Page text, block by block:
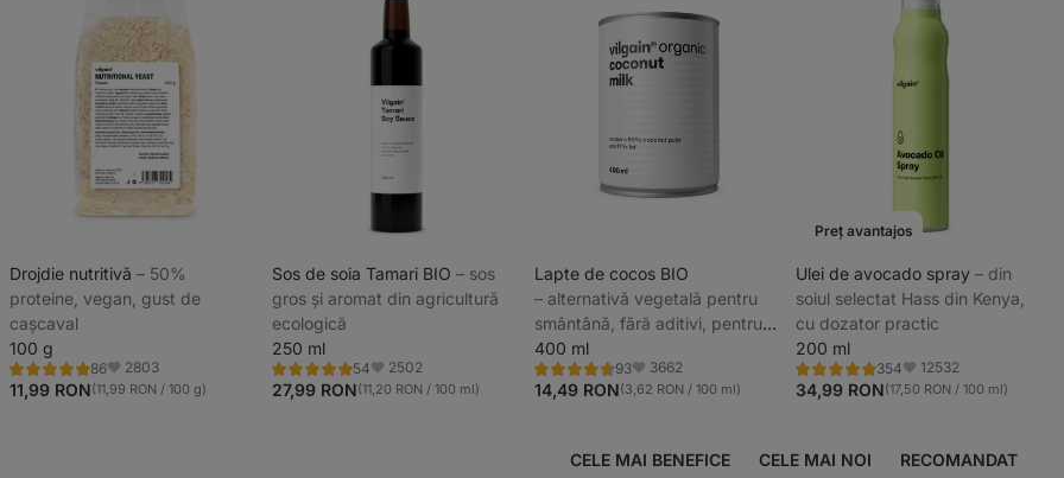
Drojdie nutritivă⁠–⁠ 50%
proteine, vegan, gust de
cașcaval
100 g
86
Evaluare
4.8/5,
86
Favorite
2803
11,99 RON(11,99 RON / 100 g)
Sos de soia Tamari BIO ⁠–⁠ sos
gros și aromat din agricultură
ecologică
250 ml
54
Evaluare
4.8/5,
54
Favorite
2502
27,99 RON(11,20 RON / 100 ml)
Lapte de cocos BIO
⁠–⁠ alternativă vegetală pentru
smântână, fără aditivi, pentru
mâncăruri pline de gust și
nutrienți
400 ml
93
Evaluare
4.8/5,
93
Favorite
3662
14,49 RON(3,62 RON / 100 ml)
Preț avantajos
Ulei de avocado spray⁠–⁠ din
soiul selectat Hass din Kenya,
cu dozator practic
200 ml
354
Evaluare
4.9/5,
354
Favorite
12532
34,99 RON(17,50 RON / 100 ml)
CELE MAI BENEFICE CELE MAI NOI RECOMANDAT